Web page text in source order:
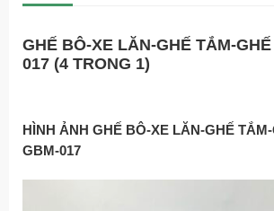
GHẾ BÔ-XE LĂN-GHẾ TẮM-
017 (4 TRONG 1)
HÌNH ẢNH GHẾ BÔ-XE LĂN-GHẾ TẮM-
GBM-017